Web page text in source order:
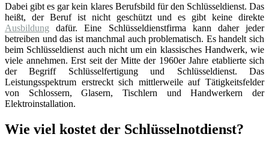
Dabei gibt es gar kein klares Berufsbild für den Schlüsseldienst. Das
heißt, der Beruf ist nicht geschützt und es gibt keine direkte
Ausbildung dafür. Eine Schlüsseldienstfirma kann daher jeder
betreiben und das ist manchmal auch problematisch. Es handelt sich
beim Schlüsseldienst auch nicht um ein klassisches Handwerk, wie
viele annehmen. Erst seit der Mitte der 1960er Jahre etablierte sich
der Begriff Schlüsselfertigung und Schlüsseldienst. Das
Leistungsspektrum erstreckt sich mittlerweile auf Tätigkeitsfelder
von Schlossern, Glasern, Tischlern und Handwerkern der
Elektroinstallation.
Wie viel kostet der Schlüsselnotdienst?